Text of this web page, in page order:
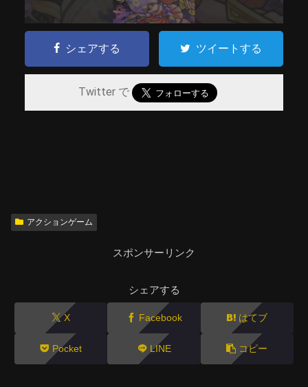
シェアする ツイートする
Twitter で
アクションゲーム
スポンサーリンク
シェアする
X Facebook はてブ
Pocket LINE コピー